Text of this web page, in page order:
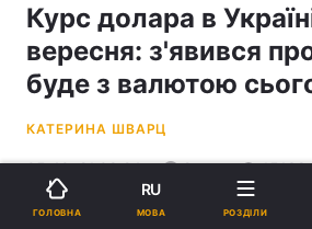
Курс долара в
вересня: з'явився
буде з валютою
КАТЕРИНА ШВАРЦ
05:40, 21.09.24 2 хв. 15138
ГОЛОВНА
RU
МОВА РОЗДІЛИ